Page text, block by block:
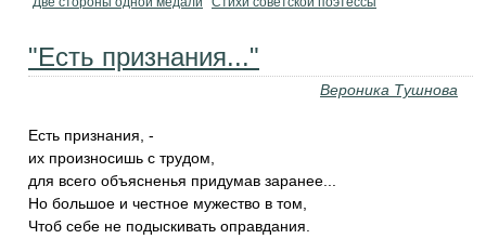
"Есть признания..."
Вероника Тушнова
Есть признания, -
их произносишь с трудом,
для всего объясненья придумав заранее...
Но большое и честное мужество в том,
Чтоб себе не подыскивать оправдания.